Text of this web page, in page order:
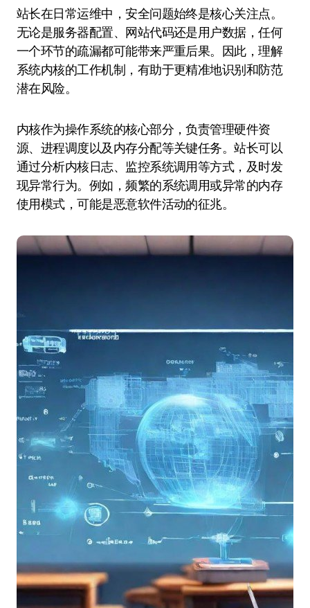
站长在日常运维中，安全问题始终是核心关注点。
无论是服务器配置、网站代码还是用户数据，任何
一个环节的疏漏都可能带来严重后果。因此，理解
系统内核的工作机制，有助于更精准地识别和防范
潜在风险。
内核作为操作系统的核心部分，负责管理硬件资
源、进程调度以及内存分配等关键任务。站长可以
通过分析内核日志、监控系统调用等方式，及时发
现异常行为。例如，频繁的系统调用或异常的内存
使用模式，可能是恶意软件活动的征兆。